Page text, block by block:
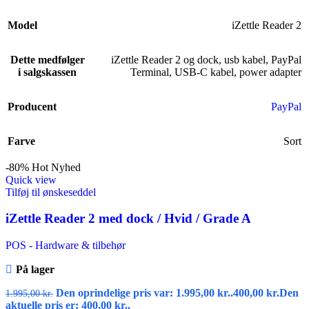
Model iZettle Reader 2
Dette medfølger
i salgskassen
iZettle Reader 2 og dock, usb kabel, PayPal
Terminal, USB-C kabel, power adapter
Producent PayPal
Farve Sort
-80% Hot Nyhed
Quick view
Tilføj til ønskeseddel
iZettle Reader 2 med dock / Hvid / Grade A
POS - Hardware & tilbehør
På lager
1.995,00kr. Den oprindelige pris var: 1.995,00 kr..400,00 kr.Den
aktuelle pris er: 400,00 kr..